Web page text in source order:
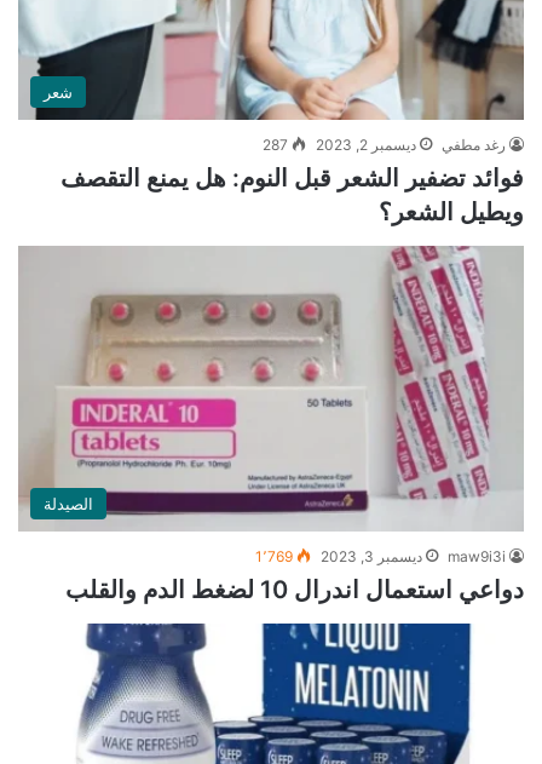
شعر
رغد مطفي ديسمبر 2, 2023 287
فوائد تضفير الشعر قبل النوم: هل يمنع التقصف
ويطيل الشعر؟
الصيدلة
maw9i3i ديسمبر 3, 2023 1٬769
دواعي استعمال اندرال 10 لضغط الدم والقلب